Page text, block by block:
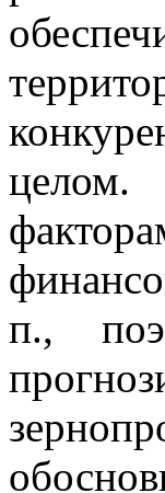
целом.
п.,